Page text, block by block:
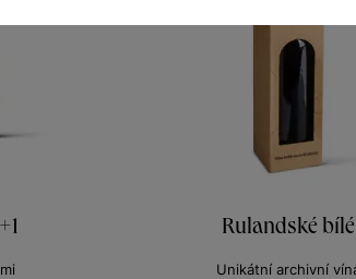
Rulandské bílé
Unikátní archivní